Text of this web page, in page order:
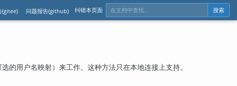
(gitee) 问题报告(github) 纠错本页面 搜索
的用户名映射）来工作。这种方法只在本地连接上支持。